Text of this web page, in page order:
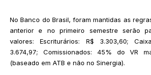
No Banco do Brasil, foram mantidas as
anterior e no primeiro semestre serão
valores: Escriturários: R$ 3.303,60;
3.674,97; Comissionados: 45% do VR
(baseado em ATB e não no Sinergia).